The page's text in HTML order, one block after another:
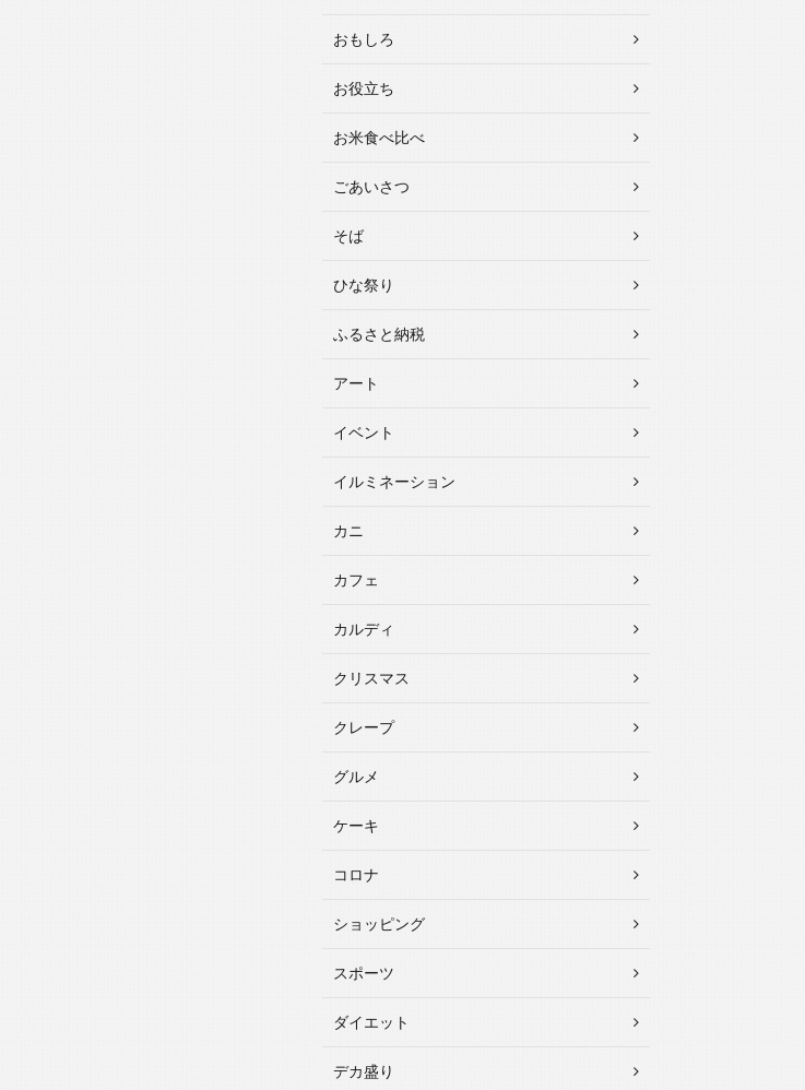
おもしろ
お役立ち
お米食べ比べ
ごあいさつ
そば
ひな祭り
ふるさと納税
アート
イベント
イルミネーション
カニ
カフェ
カルディ
クリスマス
クレープ
グルメ
ケーキ
コロナ
ショッピング
スポーツ
ダイエット
デカ盛り